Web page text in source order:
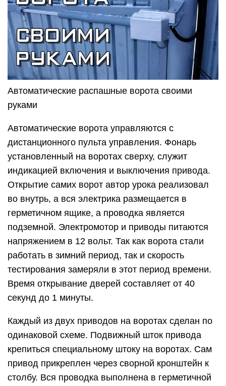
Автоматические распашные ворота своими
руками
Автоматические ворота управляются с
дистанционного пульта управления. Фонарь
установленный на воротах сверху, служит
индикацией включения и выключения привода.
Открытие самих ворот автор урока реализовал
во внутрь, а вся электрика размещается в
герметичном ящике, а проводка является
подземной. Электромотор и приводы питаются
напряжением в 12 вольт. Так как ворота стали
работать в зимний период, так и скорость
тестирования замеряли в этот период времени.
Время открывание дверей составляет от 40
секунд до 1 минуты.
Каждый из двух приводов на воротах сделан по
одинаковой схеме. Подвижный шток привода
крепиться специальному штоку на воротах. Сам
привод прикреплен через сворной кронштейн к
столбу. Вся проводка выполнена в герметичной